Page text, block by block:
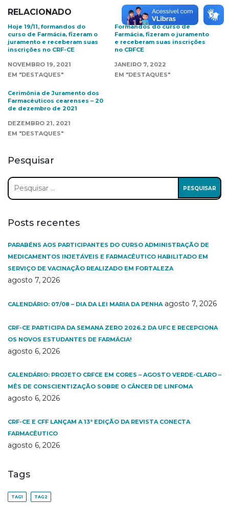
RELACIONADO
Hoje 19/11, formandos do
curso de Farmácia, fizeram o
juramento e receberam suas
inscrições no CRF-CE
NOVEMBRO 19, 2021
EM "DESTAQUES"
Formandos do curso de
Farmácia, fizeram o juramento
e receberam suas inscrições
no CRFCE
JANEIRO 7, 2022
EM "DESTAQUES"
Cerimônia de Juramento dos
Farmacêuticos cearenses – 20
de dezembro de 2021
DEZEMBRO 21, 2021
EM "DESTAQUES"
Pesquisar
Pesquisar
por:
Posts recentes
PARABÉNS AOS PARTICIPANTES DO CURSO ADMINISTRAÇÃO DE
MEDICAMENTOS INJETÁVEIS E FARMACÊUTICO HABILITADO EM
SERVIÇO DE VACINAÇÃO REALIZADO EM FORTALEZA
agosto 7, 2026
CALENDÁRIO: 07/08 – DIA DA LEI MARIA DA PENHA agosto 7, 2026
CRF-CE PARTICIPA DA SEMANA ZERO 2026.2 DA UFC E RECEPCIONA
OS NOVOS ESTUDANTES DE FARMÁCIA!
agosto 6, 2026
CALENDÁRIO: PROJETO CRFCE EM CORES – AGOSTO VERDE-CLARO –
MÊS DE CONSCIENTIZAÇÃO SOBRE O CÂNCER DE LINFOMA
agosto 6, 2026
CRF-CE E CFF LANÇAM A 13ª EDIÇÃO DA REVISTA CONECTA
FARMACÊUTICO
agosto 6, 2026
Tags
TAG1 TAG2